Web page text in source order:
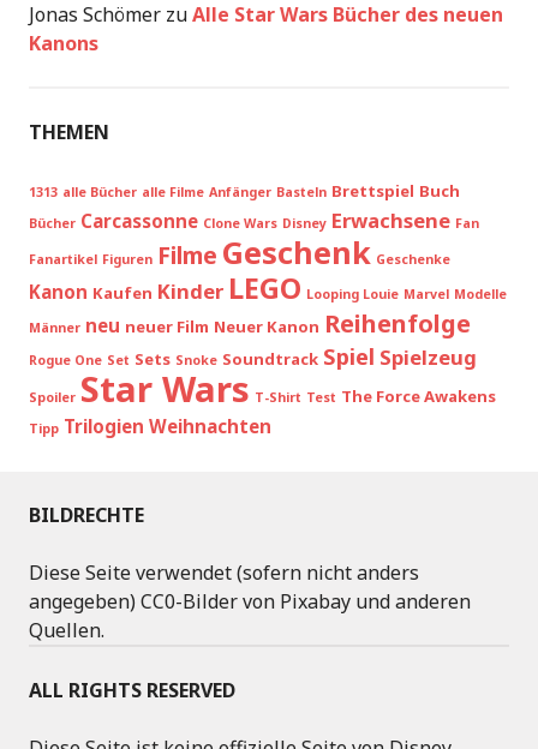
Jonas Schömer zuAlle Star Wars Bücher des neuen
Kanons
THEMEN
1313 alle Bücher alle Filme Anfänger Basteln Brettspiel Buch
Bücher Carcassonne Clone Wars Disney Erwachsene Fan
Fanartikel Figuren Filme Geschenk Geschenke
Kanon Kaufen Kinder LEGO Looping Louie Marvel Modelle
Männer neu neuer Film Neuer Kanon Reihenfolge
Rogue One Set Sets Snoke Soundtrack Spiel Spielzeug
Spoiler Star Wars T-Shirt Test The Force Awakens
Tipp Trilogien Weihnachten
BILDRECHTE
Diese Seite verwendet (sofern nicht anders
angegeben) CC0-Bilder von Pixabay und anderen
Quellen.
ALL RIGHTS RESERVED